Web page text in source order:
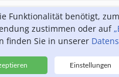
Funktionalität benötigt,
zustimmen oder auf
finden Sie in unserer
Einstellungen